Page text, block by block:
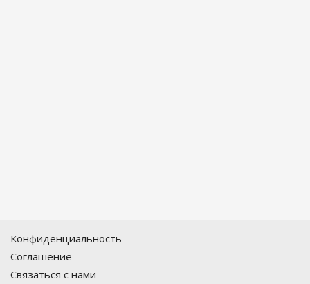
Конфиденциальность
Соглашение
Связаться с нами